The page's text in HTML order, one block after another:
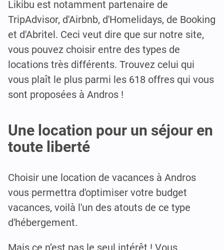
Likibu est notamment partenaire de
TripAdvisor, d'Airbnb, d'Homelidays, de Booking
et d'Abritel. Ceci veut dire que sur notre site,
vous pouvez choisir entre des types de
locations très différents. Trouvez celui qui
vous plaît le plus parmi les 618 offres qui vous
sont proposées à Andros !
Une location pour un séjour en
toute liberté
Choisir une location de vacances à Andros
vous permettra d'optimiser votre budget
vacances, voilà l'un des atouts de ce type
d'hébergement.
Mais ce n’est pas le seul intérêt ! Vous